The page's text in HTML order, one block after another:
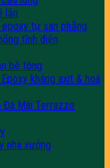
lăn
tự san phẳng
tĩnh điện
bê tông
kháng axit & hoá
Đá Mài Terrazzo
nhà xưởng